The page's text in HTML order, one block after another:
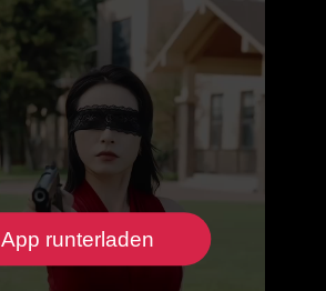
App runterladen